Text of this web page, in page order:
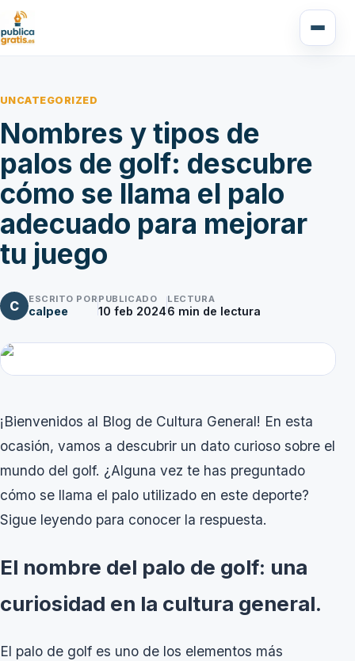
UNCATEGORIZED
Nombres y tipos de
palos de golf: descubre
cómo se llama el palo
adecuado para mejorar
tu juego
C ESCRITO POR
calpee
PUBLICADO
10 feb 2024
LECTURA
6 min de lectura
¡Bienvenidos al Blog de Cultura General! En esta
ocasión, vamos a descubrir un dato curioso sobre el
mundo del golf. ¿Alguna vez te has preguntado
cómo se llama el palo utilizado en este deporte?
Sigue leyendo para conocer la respuesta.
El nombre del palo de golf: una
curiosidad en la cultura general.
El palo de golf es uno de los elementos más